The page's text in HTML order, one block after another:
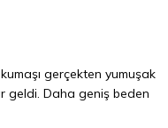
gerçekten yumuşak
geldi. Daha geniş beden